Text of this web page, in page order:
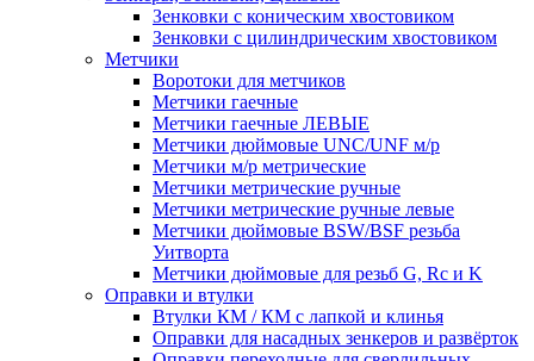
Зенковки с коническим хвостовиком
Зенковки с цилиндрическим хвостовиком
Метчики
Воротоки для метчиков
Метчики гаечные
Метчики гаечные ЛЕВЫЕ
Метчики дюймовые UNC/UNF м/р
Метчики м/р метрические
Метчики метрические ручные
Метчики метрические ручные левые
Метчики дюймовые BSW/BSF резьба
Уитворта
Метчики дюймовые для резьб G, Rc и K
Оправки и втулки
Втулки КМ / КМ с лапкой и клинья
Оправки для насадных зенкеров и развёрток